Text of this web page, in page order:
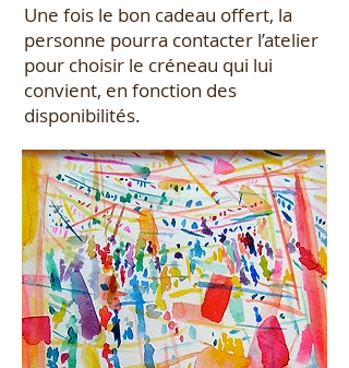
Une fois le bon cadeau offert, la
personne pourra contacter l’atelier
pour choisir le créneau qui lui
convient, en fonction des
disponibilités.